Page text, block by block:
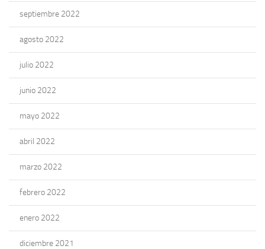
septiembre 2022
agosto 2022
julio 2022
junio 2022
mayo 2022
abril 2022
marzo 2022
febrero 2022
enero 2022
diciembre 2021